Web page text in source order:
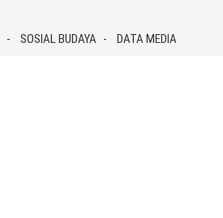
SOSIAL BUDAYA DATA MEDIA